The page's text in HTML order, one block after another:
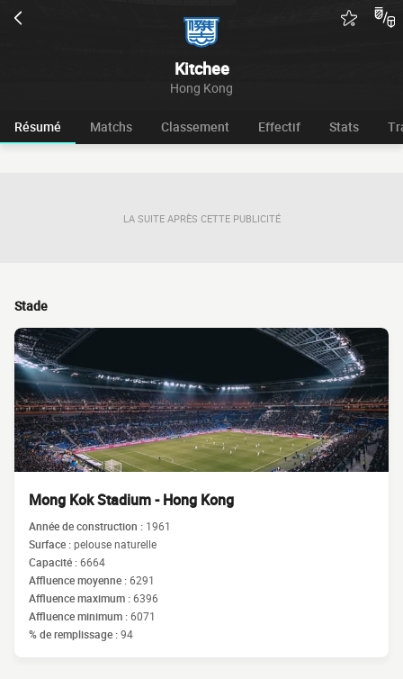
Kitchee
Hong Kong
Résumé Matchs Classement Effectif Stats
LA SUITE APRÈS CETTE PUBLICITÉ
Stade
Mong Kok Stadium - Hong Kong
Année de construction : 1961
Surface :pelouse naturelle
Capacité :6664
Affluence moyenne :6291
Affluence maximum :6396
Affluence minimum :6071
% de remplissage :94